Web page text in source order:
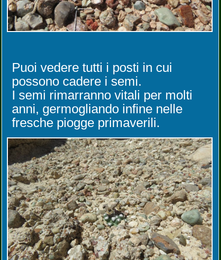
Puoi vedere tutti i posti in cui
possono cadere i semi.
I semi rimarranno vitali per molti
anni, germogliando infine nelle
fresche piogge primaverili.